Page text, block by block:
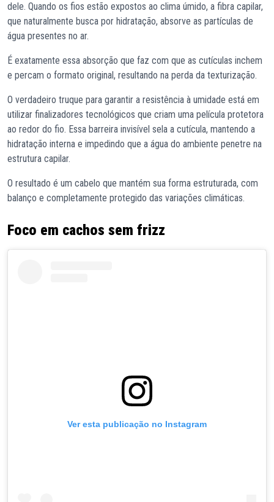
dele. Quando os fios estão expostos ao clima úmido, a fibra capilar,
que naturalmente busca por hidratação, absorve as partículas de
água presentes no ar.
É exatamente essa absorção que faz com que as cutículas inchem
e percam o formato original, resultando na perda da texturização.
O verdadeiro truque para garantir a resistência à umidade está em
utilizar finalizadores tecnológicos que criam uma película protetora
ao redor do fio. Essa barreira invisível sela a cutícula, mantendo a
hidratação interna e impedindo que a água do ambiente penetre na
estrutura capilar.
O resultado é um cabelo que mantém sua forma estruturada, com
balanço e completamente protegido das variações climáticas.
Foco em cachos sem frizz
Ver esta publicação no Instagram